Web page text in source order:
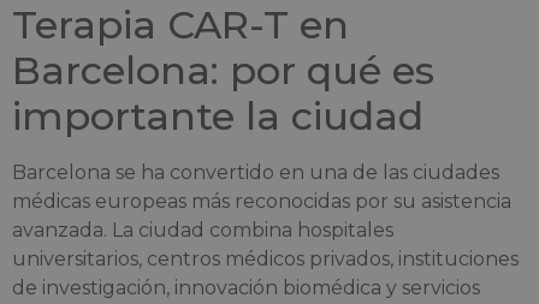
Terapia CAR-T en
Barcelona: por qué es
importante la ciudad
Barcelona se ha convertido en una de las ciudades
médicas europeas más reconocidas por su asistencia
avanzada. La ciudad combina hospitales
universitarios, centros médicos privados, instituciones
de investigación, innovación biomédica y servicios